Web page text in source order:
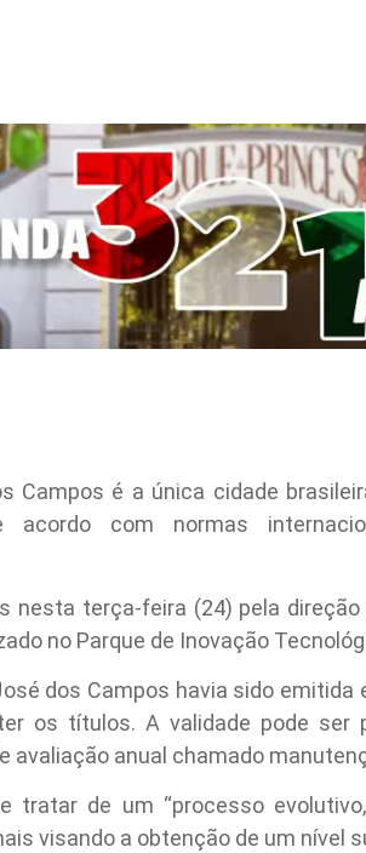
Campos é a única cidade
acordo com normas
nesta terça-feira (24) pela
no Parque de Inovação
dos Campos havia sido emitida
os títulos. A validade pode ser
anual chamado
tratar de um “processo
visando a obtenção de um nível